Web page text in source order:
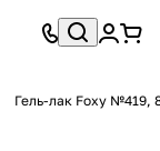
Гель-лак Foxy №419,